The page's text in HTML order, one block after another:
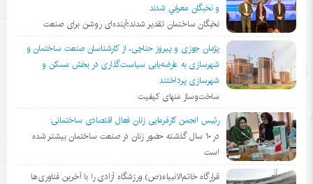
و نخبگان معرفي شدند
نخبگان ساختمان تقدیر شدند؛آینده‌ای روشن برای صنعت
پژمان جوزی و پیروز حناچی، از کارشناسان صنعت ساختمان و
شهرسازی به عارضه‌یابی سیاست‌گذاری در بخش مسکن و
شهرسازی پرداختند
ساخت‌وساز منهای کیفیت
رئیس انجمن کارفرمایی زنان فعال اقتصادی ساختمانی:
در ١٠ سال گذشته حضور زنان در صنعت ساختمان بیشتر شده
است
قرارگاه خاتم‌الانبیاء(ص) ورزشگاه آزادی را با آخرین فناوری‌ها